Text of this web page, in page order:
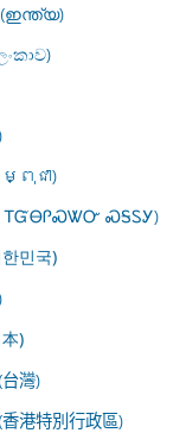
ពុជា)
ᎢᏳᎾᎵᏍᏔᏅ ᏍᎦᏚᎩ)
민국)
)
灣)
港特別行政區)